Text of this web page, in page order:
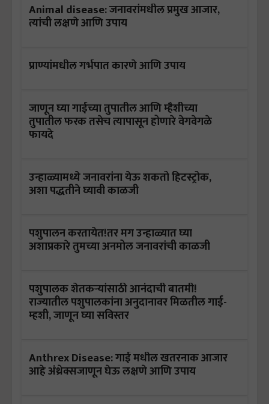
Animal disease: जनावरांमधील प्रमुख आजार,
त्यांची लक्षणे आणि उपाय
प्राण्यांमधील गर्भपात कारणे आणि उपाय
जाणून घ्या गाईच्या तुपातील आणि म्हैशीच्या
तुपातील फरक तसेच त्यापासून होणारे वेगवेगळे
फायदे
उन्हाळ्यामध्ये जनावरांना येऊ शकतो हिटस्ट्रोक,
अशा पद्धतीने घ्यावी काळजी
पशुपालन करतायेत!तर मग उन्हाळ्यात घ्या
अशाप्रकारे तुमच्या अनमोल जनावरांची काळजी
पशुपालक शेतकऱ्यांसाठी आनंदाची बातमी!
राज्यातील पशुपालकांना अनुदानावर मिळतील गाई-
म्हशी, जाणून घ्या सविस्तर
Anthrex Disease: गाई मधील खतरनाक आजार
आहे अंथ्रेक्सजाणून घेऊ लक्षणे आणि उपाय